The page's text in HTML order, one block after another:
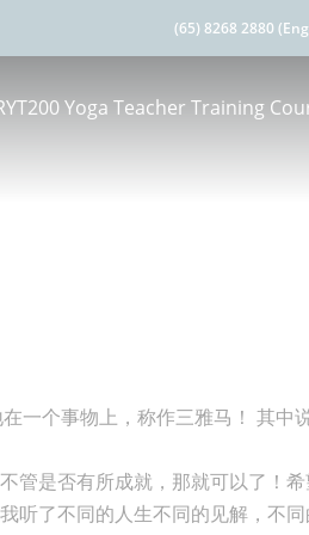
(65) 8268 2880
Yoga Teacher Training
一个事物上，称作三雅马！ 其
是否有所成就，那就可以了！
了不同的人生不同的见解，不